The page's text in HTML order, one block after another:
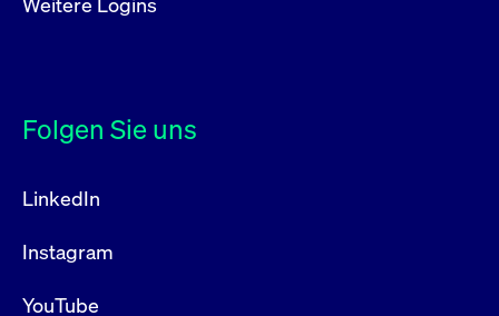
Folgen Sie uns
LinkedIn
Instagram
YouTube